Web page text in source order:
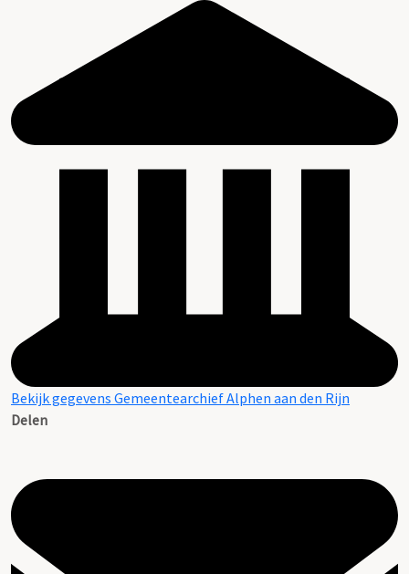
Bekijk gegevens Gemeentearchief Alphen aan den Rijn
Delen